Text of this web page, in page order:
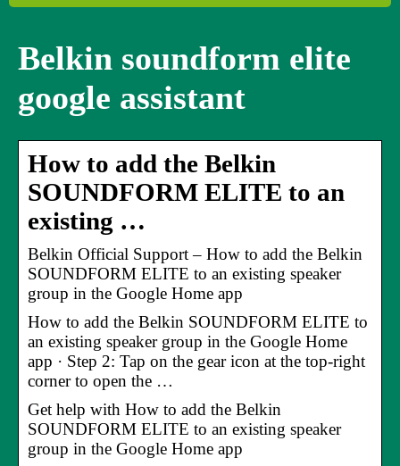
Belkin soundform elite
google assistant
How to add the Belkin
SOUNDFORM ELITE to an
existing …
Belkin Official Support – How to add the Belkin
SOUNDFORM ELITE to an existing speaker
group in the Google Home app
How to add the Belkin SOUNDFORM ELITE to
an existing speaker group in the Google Home
app · Step 2: Tap on the gear icon at the top-right
corner to open the …
Get help with How to add the Belkin
SOUNDFORM ELITE to an existing speaker
group in the Google Home app